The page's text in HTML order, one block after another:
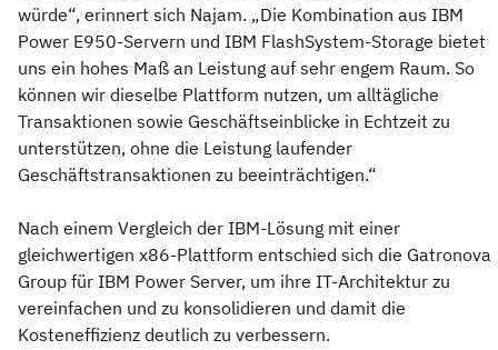
würde“, erinnert sich Najam. „Die Kombination aus IBM
Power E950-Servern und IBM FlashSystem-Storage bietet
uns ein hohes Maß an Leistung auf sehr engem Raum. So
können wir dieselbe Plattform nutzen, um alltägliche
Transaktionen sowie Geschäftseinblicke in Echtzeit zu
unterstützen, ohne die Leistung laufender
Geschäftstransaktionen zu beeinträchtigen.“
Nach einem Vergleich der IBM-Lösung mit einer
gleichwertigen x86-Plattform entschied sich die Gatronova
Group für IBM Power Server, um ihre IT-Architektur zu
vereinfachen und zu konsolidieren und damit die
Kosteneffizienz deutlich zu verbessern.